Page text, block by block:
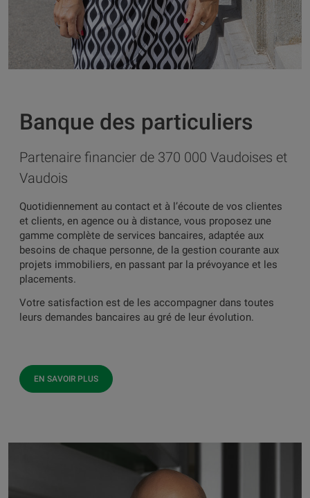
Banque des particuliers
Partenaire financier de 370 000 Vaudoises et
Vaudois
Quotidiennement au contact et à l’écoute de vos clientes
et clients, en agence ou à distance, vous proposez une
gamme complète de services bancaires, adaptée aux
besoins de chaque personne, de la gestion courante aux
projets immobiliers, en passant par la prévoyance et les
placements.
Votre satisfaction est de les accompagner dans toutes
leurs demandes bancaires au gré de leur évolution.
EN SAVOIR PLUS